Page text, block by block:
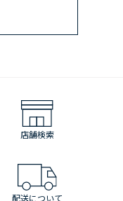
店舗検索
配送について